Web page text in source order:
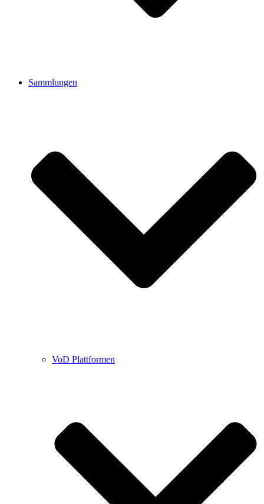
Sammlungen
VoD Plattformen